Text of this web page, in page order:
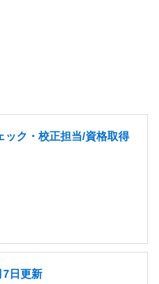
ック・校正担当/資格取得
7日更新